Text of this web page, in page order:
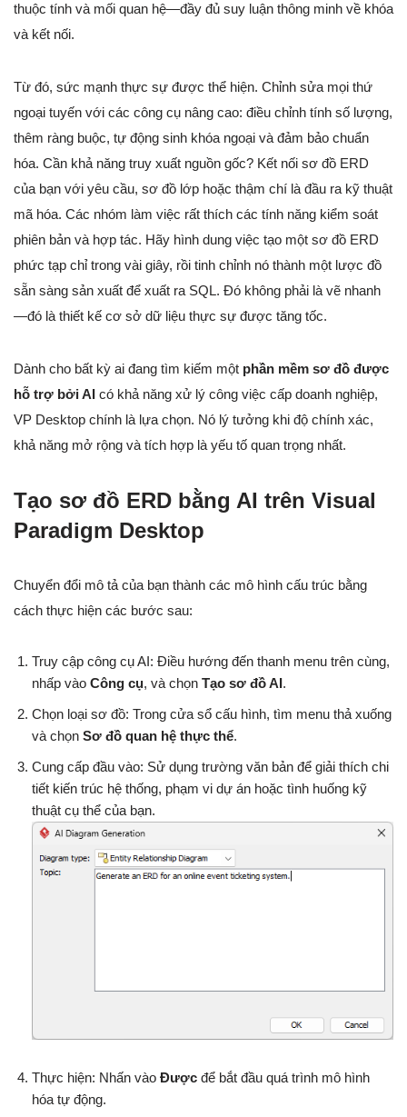
thuộc tính và mối quan hệ—đầy đủ suy luận thông minh về khóa
và kết nối.
Từ đó, sức mạnh thực sự được thể hiện. Chỉnh sửa mọi thứ
ngoại tuyến với các công cụ nâng cao: điều chỉnh tính số lượng,
thêm ràng buộc, tự động sinh khóa ngoại và đảm bảo chuẩn
hóa. Cần khả năng truy xuất nguồn gốc? Kết nối sơ đồ ERD
của bạn với yêu cầu, sơ đồ lớp hoặc thậm chí là đầu ra kỹ thuật
mã hóa. Các nhóm làm việc rất thích các tính năng kiểm soát
phiên bản và hợp tác. Hãy hình dung việc tạo một sơ đồ ERD
phức tạp chỉ trong vài giây, rồi tinh chỉnh nó thành một lược đồ
sẵn sàng sản xuất để xuất ra SQL. Đó không phải là vẽ nhanh
—đó là thiết kế cơ sở dữ liệu thực sự được tăng tốc.
Dành cho bất kỳ ai đang tìm kiếm một phần mềm sơ đồ được
hỗ trợ bởi AI có khả năng xử lý công việc cấp doanh nghiệp,
VP Desktop chính là lựa chọn. Nó lý tưởng khi độ chính xác,
khả năng mở rộng và tích hợp là yếu tố quan trọng nhất.
Tạo sơ đồ ERD bằng AI trên Visual
Paradigm Desktop
Chuyển đổi mô tả của bạn thành các mô hình cấu trúc bằng
cách thực hiện các bước sau:
Truy cập công cụ AI: Điều hướng đến thanh menu trên cùng,
nhấp vào Công cụ, và chọn Tạo sơ đồ AI.
Chọn loại sơ đồ: Trong cửa sổ cấu hình, tìm menu thả xuống
và chọn Sơ đồ quan hệ thực thể.
Cung cấp đầu vào: Sử dụng trường văn bản để giải thích chi
tiết kiến trúc hệ thống, phạm vi dự án hoặc tình huống kỹ
thuật cụ thể của bạn.
Thực hiện: Nhấn vào Được để bắt đầu quá trình mô hình
hóa tự động.